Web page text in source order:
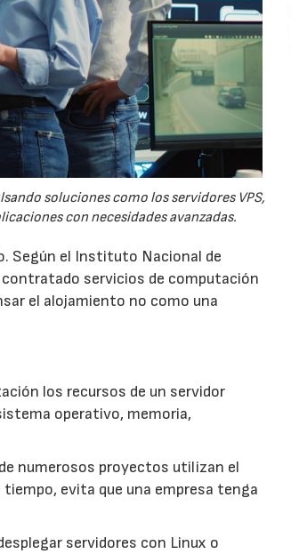
soluciones como los servidores VPS,
con necesidades avanzadas.
Según el Instituto Nacional de
contratado servicios de computación
el alojamiento no como una
los recursos de un servidor
operativo, memoria,
numerosos proyectos utilizan el
evita que una empresa tenga
servidores con Linux o